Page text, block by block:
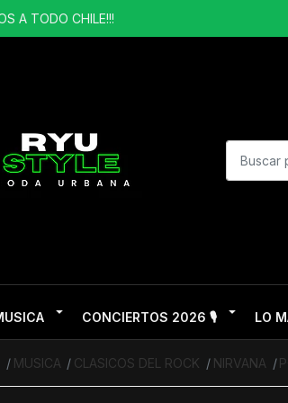
A TODO CHILE!!!
CONCIERTOS 2026 🎙️ LO
MUSICA CLASICOS DEL ROCK NIRVANA